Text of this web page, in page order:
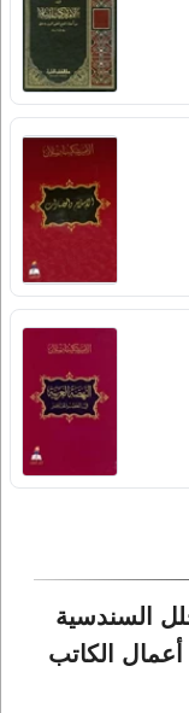
السندسية
أعمال الكاتب